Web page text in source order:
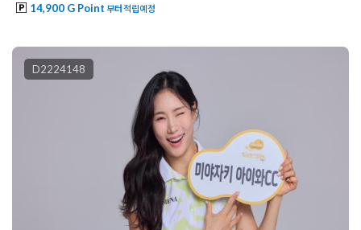
14,900 G Point 부터 적립예정
D2224148